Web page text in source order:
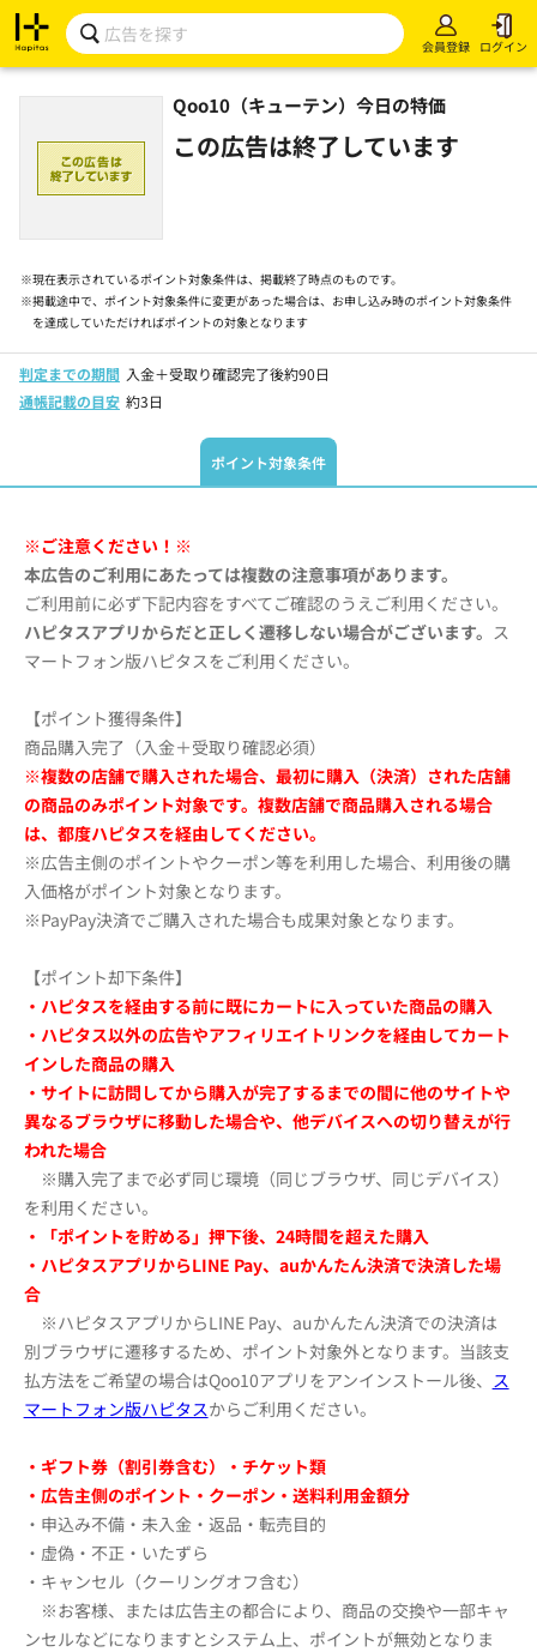
会員登録 ログイン
Qoo10（キューテン）今日の特価
この広告は終了しています
※現在表示されているポイント対象条件は、掲載終了時点のものです。
※掲載途中で、ポイント対象条件に変更があった場合は、お申し込み時のポイント対象条件
を達成していただければポイントの対象となります
判定までの期間 入金＋受取り確認完了後約90日
通帳記載の目安 約3日
ポイント対象条件
※ご注意ください！※
本広告のご利用にあたっては複数の注意事項があります。
ご利用前に必ず下記内容をすべてご確認のうえご利用ください。
ハピタスアプリからだと正しく遷移しない場合がございます。 ス
マートフォン版ハピタスをご利用ください。
【ポイント獲得条件】
商品購入完了（入金＋受取り確認必須）
※複数の店舗で購入された場合、最初に購入（決済）された店舗
の商品のみポイント対象です。複数店舗で商品購入される場合
は、都度ハピタスを経由してください。
※広告主側のポイントやクーポン等を利用した場合、利用後の購
入価格がポイント対象となります。
※PayPay決済でご購入された場合も成果対象となります。
【ポイント却下条件】
・ハピタスを経由する前に既にカートに入っていた商品の購入
・ハピタス以外の広告やアフィリエイトリンクを経由してカート
インした商品の購入
・サイトに訪問してから購入が完了するまでの間に他のサイトや
異なるブラウザに移動した場合や、 他デバイスへの切り替えが行
われた場合
※購入完了まで必ず同じ環境（同じブラウザ、同じデバイス）
を利用ください。
・
「ポイントを貯める」押下後、 24時間を超えた購入
・ハピタスアプリからLINE Pay、auかんたん決済で決済した場
合
※ハピタスアプリからLINE Pay、auかんたん決済での決済は
別ブラウザに遷移するため、ポイント対象外となります。当該支
払方法をご希望の場合はQoo10アプリをアンインストール後、 ス
マートフォン版ハピタスからご利用ください。
・ギフト券（割引券含む）・チケット類
・広告主側のポイント・クーポン・送料利用金額分
・申込み不備・未入金・返品・転売目的
・虚偽・不正・いたずら
・キャンセル（クーリングオフ含む）
※お客様、または広告主の都合により、商品の交換や一部キャ
ンセルなどになりますとシステム上、ポイントが無効となりま